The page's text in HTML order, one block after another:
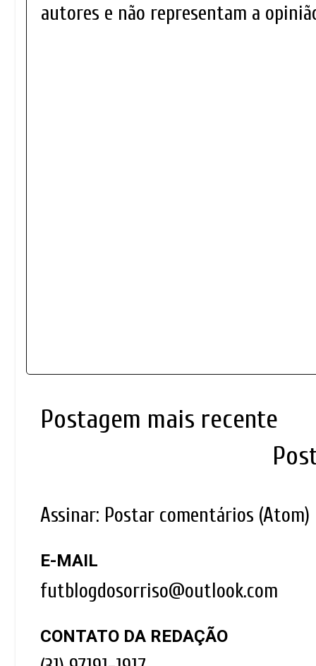
autores e não representam a
Postagem mais recente
Assinar: Postar comentários (Atom)
E-MAIL
futblogdosorriso@outlook.com
CONTATO DA REDAÇÃO